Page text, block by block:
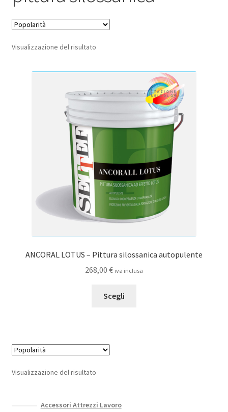
Privacy Policy
Visualizzazione del risultato
ANCORAL LOTUS – Pittura silossanica autopulente
268,00 € iva inclusa
Scegli
Visualizzazione del risultato
Accessori Attrezzi Lavoro